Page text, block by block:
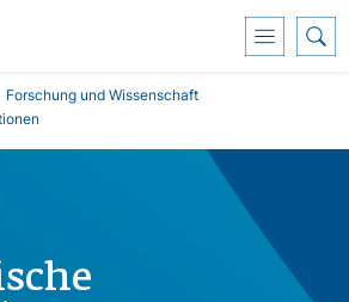
Forschung und Wissenschaft